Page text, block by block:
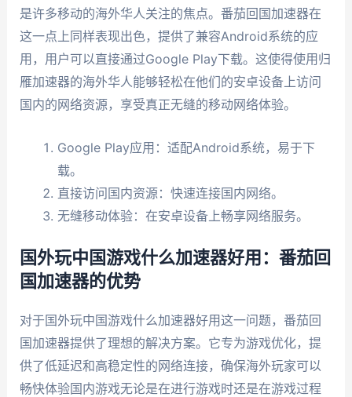
是许多移动的海外华人关注的焦点。番茄回国加速器在
这一点上同样表现出色，提供了兼容Android系统的应
用，用户可以直接通过Google Play下载。这使得使用归
雁加速器的海外华人能够轻松在他们的安卓设备上访问
国内的网络资源，享受真正无缝的移动网络体验。
Google Play应用：适配Android系统，易于下
载。
直接访问国内资源：快速连接国内网络。
无缝移动体验：在安卓设备上畅享网络服务。
国外玩中国游戏什么加速器好用：番茄回
国加速器的优势
对于国外玩中国游戏什么加速器好用这一问题，番茄回
国加速器提供了理想的解决方案。它专为游戏优化，提
供了低延迟和高稳定性的网络连接，确保海外玩家可以
畅快体验国内游戏无论是在进行游戏时还是在游戏过程